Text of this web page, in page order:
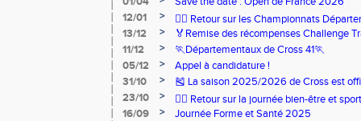
12/01
>
🏃‍♂️ Retour sur les Championnats
13/12
>
🏅Remise des récompenses Challenge
11/12
>
🏃Départementaux de Cross 41🏃
05/12
>
Appel à candidature !
31/10
>
🎽 La saison 2025/2026 de Cross est
23/10
>
🧘‍♀️ Retour sur la journée bien-être et
16/09
>
Journée Forme et Santé 2025